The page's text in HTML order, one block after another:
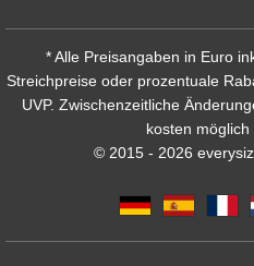
* Alle Preisangaben in Euro
Streichpreise oder prozentuale
UVP. Zwischenzeitliche
kosten möglich
© 2015 - 2026